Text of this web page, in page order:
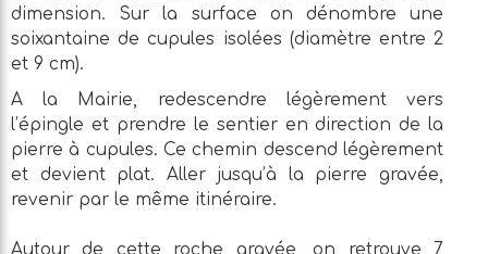
dimension. Sur la surface on dénombre une
soixantaine de cupules isolées (diamètre entre 2
et 9 cm).
A la Mairie, redescendre légèrement vers
l’épingle et prendre le sentier en direction de la
pierre à cupules. Ce chemin descend légèrement
et devient plat. Aller jusqu’à la pierre gravée,
revenir par le même itinéraire.
Autour de cette roche gravée, on retrouve 7